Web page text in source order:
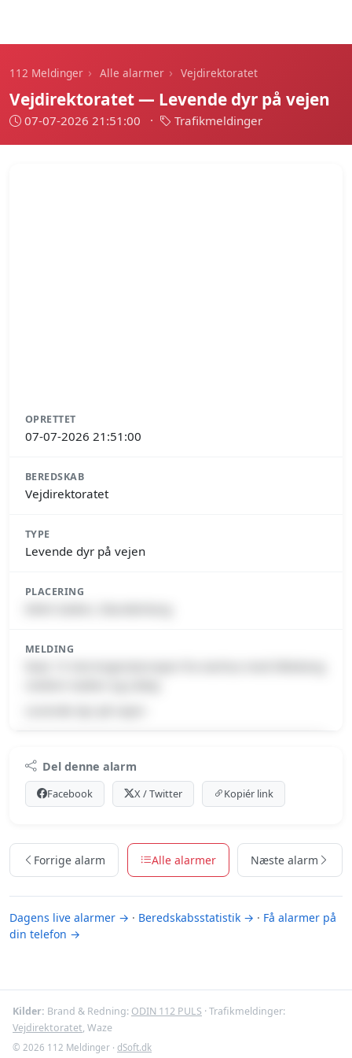
112 Meldinger › Alle alarmer › Vejdirektoratet
Vejdirektoratet — Levende dyr på vejen
07-07-2026 21:51:00 · Trafikmeldinger
OPRETTET
07-07-2026 21:51:00
BEREDSKAB
Vejdirektoratet
TYPE
Levende dyr på vejen
PLACERING
MELDING
Log ind med Premium for at se meldingen og kortet.
Se Premium-muligheder
Del denne alarm
Facebook X / Twitter Kopiér link
Forrige alarm Alle alarmer Næste alarm
Dagens live alarmer → · Beredskabsstatistik → · Få alarmer på
din telefon →
Kilder: Brand & Redning: ODIN 112 PULS · Trafikmeldinger:
Vejdirektoratet, Waze
© 2026 112 Meldinger · dSoft.dk